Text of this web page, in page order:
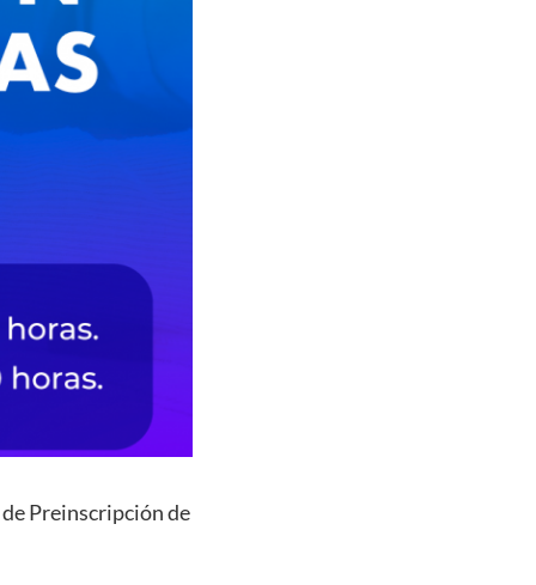
de Preinscripción de